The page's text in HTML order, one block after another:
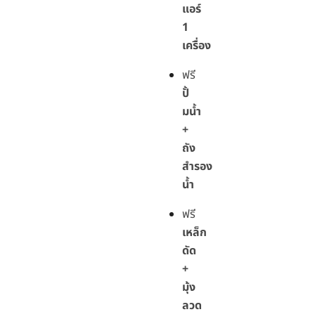
แอร์
1
เครื่อง
ฟรี
ปั้
มน้ำ
+
ถัง
สำรอง
น้ำ
ฟรี
เหล็ก
ดัด
+
มุ้ง
ลวด